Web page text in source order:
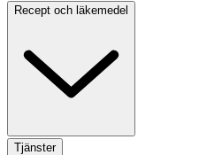
Recept och läkemedel
Tjänster